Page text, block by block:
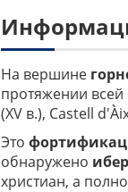
На вершине
протяжении всей
(XV в.), Castell
Это
обнаружено
христиан, а